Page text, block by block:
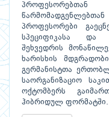
პროფესორები
სპეციფიკასა და
შეხვედრის
ხარისხის
გერმანისტთა
საორგანიზაციო
ოქტომბერს
ჰიბრიდულ ფორმატში.